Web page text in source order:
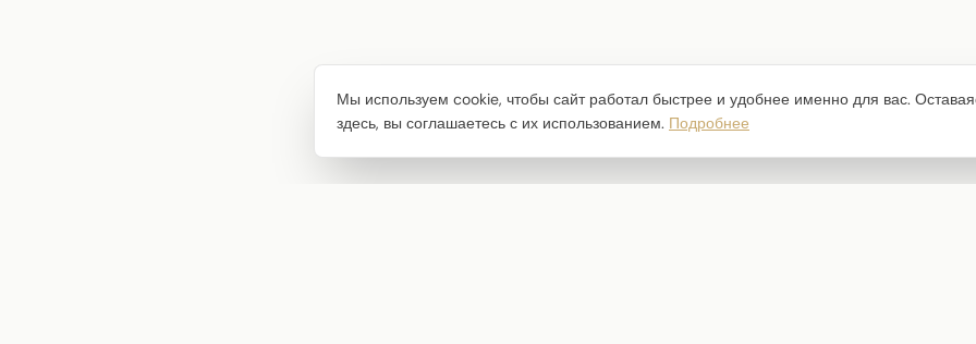
Мы используем cookie, чтобы сайт работал быстрее и удобнее именно для вас.
здесь, вы соглашаетесь с их использованием. Подробнее